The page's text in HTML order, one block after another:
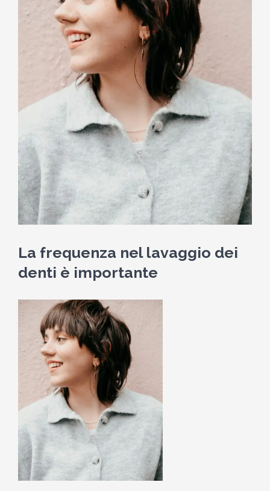
La frequenza nel lavaggio dei
denti è importante